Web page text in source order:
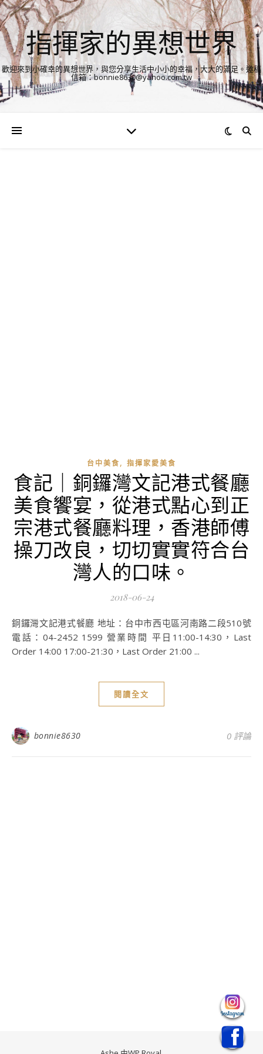
指揮家的異想世界
歡迎來到小確幸的異想世界，與您分享生活中小小的幸福，大大的滿足。邀稿
信箱：bonnie8630@yahoo.com.tw
台中美食, 指揮家愛美食
食記｜銅鑼灣文記港式餐廳
美食饗宴，從港式點心到正
宗港式餐廳料理，香港師傅
操刀改良，切切實實符合台
灣人的口味。
2018-06-24
銅鑼灣文記港式餐廳 地址：台中市西屯區河南路二段510號
電話：04-2452 1599 營業時間 平日11:00-14:30，Last
Order 14:00 17:00-21:30，Last Order 21:00 ...
閱讀全文
bonnie8630 0 評論